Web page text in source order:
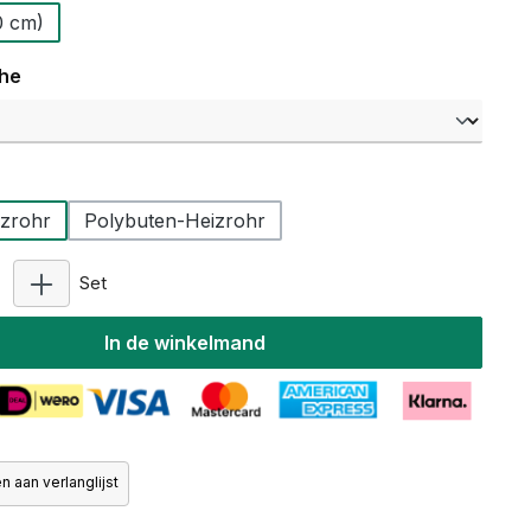
- (10 cm)
Polybuten-Heizrohr
Set
In de winkelmand
aan verlanglijst